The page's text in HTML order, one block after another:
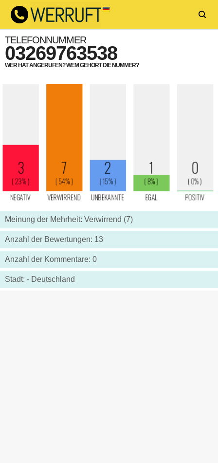
TELEFONNUMMER
03269763538
WER HAT ANGERUFEN? WEM GEHÖRT DIE NUMMER?
Meinung der Mehrheit: Verwirrend (7)
Anzahl der Bewertungen: 13
Anzahl der Kommentare: 0
Stadt: - Deutschland